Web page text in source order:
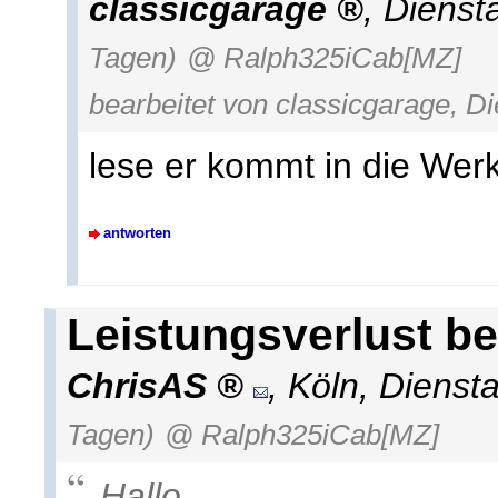
classicgarage ,
Tagen) @ Ralph325iCab[MZ]
bearbeitet von classicgarage,
lese er kommt in die
antworten
Leistungsverlust
ChrisAS , Köln,
Tagen) @ Ralph325iCab[MZ]